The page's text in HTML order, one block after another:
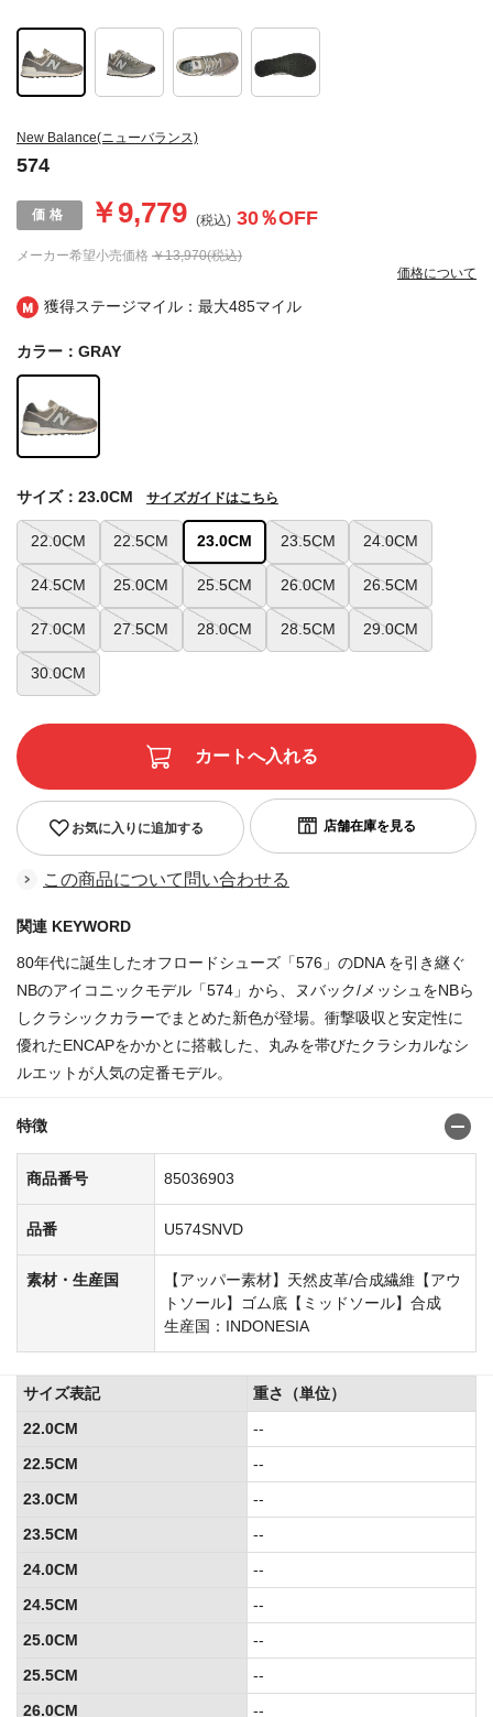
獲得ステージマイル：最大485マイル
New Balance(ニューバランス)
574
メーカー希望小売価格 ￥13,970(税込)
￥9,779 (税込) 30％OFF
価格について
カラー：GRAY
22.0CM 22.5CM 23.0CM 23.5CM 24.0CM
24.5CM 25.0CM 25.5CM 26.0CM 26.5CM
27.0CM 27.5CM 28.0CM 28.5CM 29.0CM
30.0CM
サイズ：23.0CM サイズガイドはこちら
お気に入りに追加する
この商品について問い合わせる
関連 KEYWORD
80年代に誕生したオフロードシューズ「576」のDNA を引き継ぐ
NBのアイコニックモデル「574」から、ヌバック/メッシュをNBら
しクラシックカラーでまとめた新色が登場。衝撃吸収と安定性に
優れたENCAPをかかとに搭載した、丸みを帯びたクラシカルなシ
ルエットが人気の定番モデル。
特徴
商品番号 85036903
品番 U574SNVD
素材・生産国
【アッパー素材】天然皮革/合成繊維【アウ
トソール】ゴム底【ミッドソール】合成
生産国：INDONESIA
サイズ表記
重さ（単位）
22.0CM
--
22.5CM
--
23.0CM
--
23.5CM
--
24.0CM
--
24.5CM
--
25.0CM
--
25.5CM
--
26.0CM
--